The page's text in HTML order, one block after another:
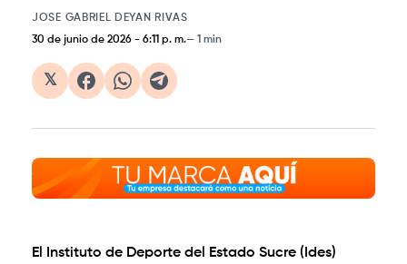
JOSE GABRIEL DEYAN RIVAS
30 de junio de 2026 - 6:11 p. m. 1 min
𝕏
El Instituto de Deporte del Estado Sucre (Ides)